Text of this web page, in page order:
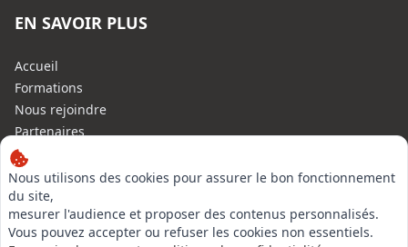
Nous utilisons des cookies pour assurer le bon fonctionnement
du site,
mesurer l'audience et proposer des contenus personnalisés.
Vous pouvez accepter ou refuser les cookies non essentiels.
EN SAVOIR PLUS
Accueil
Formations
Nous rejoindre
Partenaires
Autres missions
Le C.N.E.
Membre IVSC
Logiciel
L’Expert